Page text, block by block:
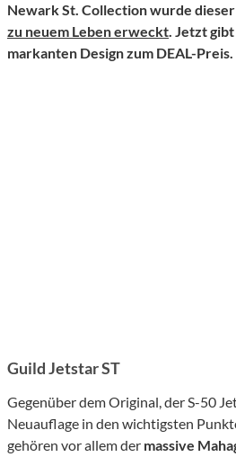
Newark St. Collection wurde
zu neuem Leben erweckt. Jetzt
markanten Design zum DEAL-Preis.
Guild Jetstar ST
Gegenüber dem Original, der S-50
Neuauflage in den wichtigsten
gehören vor allem der massive